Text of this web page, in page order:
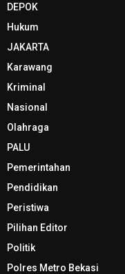
DEPOK
Hukum
JAKARTA
Karawang
Kriminal
Nasional
Olahraga
PALU
Pemerintahan
Pendidikan
Peristiwa
Pilihan Editor
Politik
Polres Metro Bekasi